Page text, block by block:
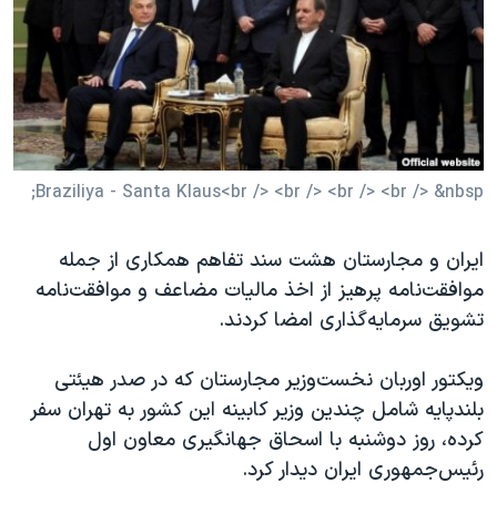
فرهنگ و زندگی
حقوق شهروندی
علم و فناوری
اسرائیل در جنگ
آرشیو پخش زنده
مستندها
انتخابات ریاست جمهوری آمریکا ۲۰۲۴
حمله جمهوری اسلامی به اسرائیل
رمز مهسا
ورزش زنان در ایران
مجموعه مستندهای دادخواهی
تریبونال مردمی آبان ۹۸
چهل سال گروگان‌گیری
قانون شفافیت دارائی کادر رهبری ایران
اعتراضات مردمی آبان ۹۸
دنبال کنید
زبانهای مختلف
Braziliya - Santa Klaus<br /> <br /> <br /> <br /> &nbsp;
ایران و مجارستان هشت سند تفاهم همکاری از جمله
موافقت‌نامه پرهیز از اخذ مالیات مضاعف و موافقت‌نامه
تشویق سرمایه‌گذاری امضا کردند.
ویکتور اوربان نخست‌وزیر مجارستان که در صدر هیئتی
بلندپایه شامل چندین وزیر کابینه این کشور به تهران سفر
کرده، روز دوشنبه با اسحاق جهانگیری معاون اول
رئیس‌جمهوری ایران دیدار کرد.